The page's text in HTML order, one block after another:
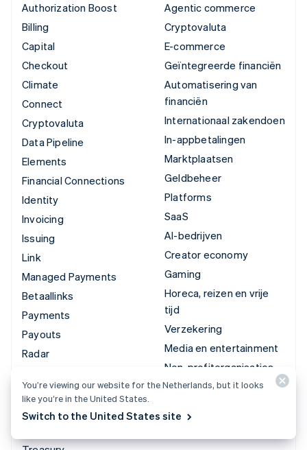
Authorization Boost
Billing
Capital
Checkout
Climate
Connect
Cryptovaluta
Data Pipeline
Elements
Financial Connections
Identity
Invoicing
Issuing
Link
Managed Payments
Betaallinks
Payments
Payouts
Radar
Stripe Sigma
Tax
Agentic commerce
Cryptovaluta
E-commerce
Geïntegreerde financiën
Automatisering van
financiën
Internationaal zakendoen
In-appbetalingen
Marktplaatsen
Geldbeheer
Platforms
SaaS
AI-bedrijven
Creator economy
Gaming
Horeca, reizen en vrije
tijd
Verzekering
Media en entertainment
Non-profitorganisaties
Zakelijke dienstverlening
Detailhandel
You’re viewing our website for the Netherlands, but it looks
like you’re in the United States.
Switch to the United States site